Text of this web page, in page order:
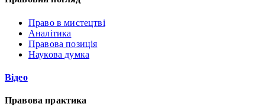
Право в мистецтві
Аналітика
Правова позиція
Наукова думка
Відео
Правова практика